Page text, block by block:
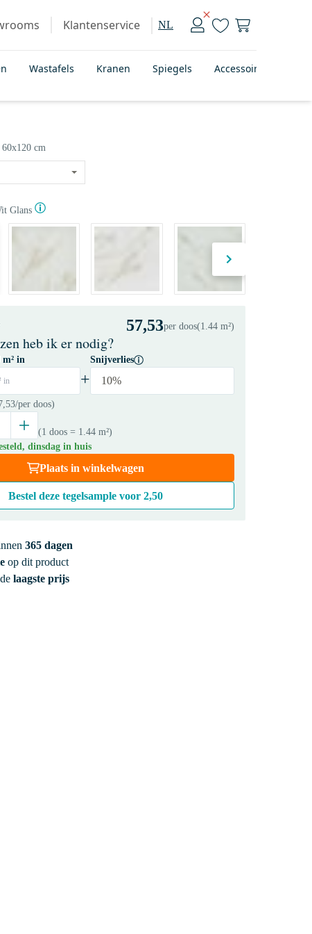
Klantenservice NL
Wastafels Kranen Spiegels Accessoires
60x120 cm
Glans
57,53per doos(1.44 m²)
heb ik er nodig?
in
in +
Snijverlies
10%
/per doos)
(1 doos = 1.44 m²)
dinsdag in huis
Plaats in winkelwagen
Bestel deze tegelsample voor 2,50
365 dagen
op dit product
laagste prijs